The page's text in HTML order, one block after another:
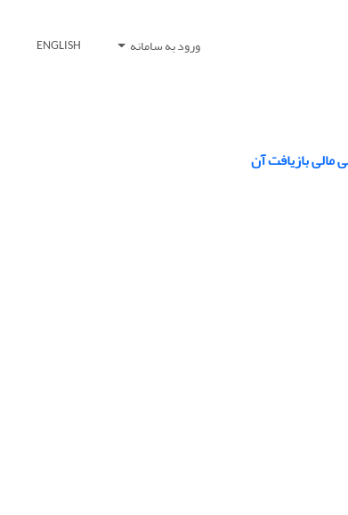
ورود به سامانه ENGLISH
بازیافت آن‌